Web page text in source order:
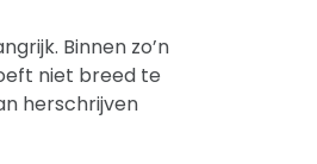
Binnen zo’n
niet breed te
herschrijven